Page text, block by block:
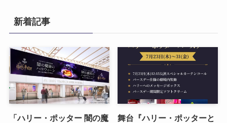
新着記事
「ハリー・ポッター 闇の魔
舞台『ハリー・ポッターと